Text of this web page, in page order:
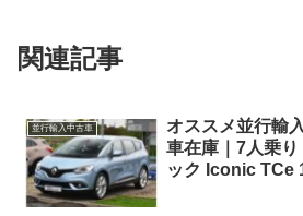
関連記事
並行輸入中古車
オススメ並行輸
車在庫｜7人乗
ック Iconic TCe